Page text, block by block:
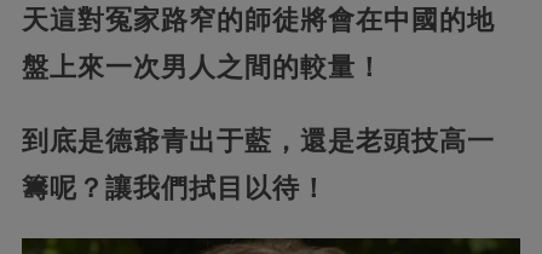
天這對冤家路窄的師徒將會在中國的地
盤上來一次男人之間的較量！
到底是德爺青出于藍，還是老頭技高一
籌呢？讓我們拭目以待！